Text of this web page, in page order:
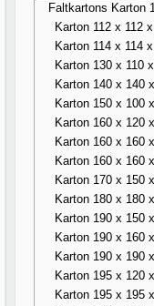
Faltkartons Karton
Karton 112 x 112
Karton 114 x 114
Karton 130 x 110
Karton 140 x 140
Karton 150 x 100
Karton 160 x 120
Karton 160 x 160
Karton 160 x 160
Karton 170 x 150
Karton 180 x 180
Karton 190 x 150
Karton 190 x 160
Karton 190 x 190
Karton 195 x 120
Karton 195 x 195